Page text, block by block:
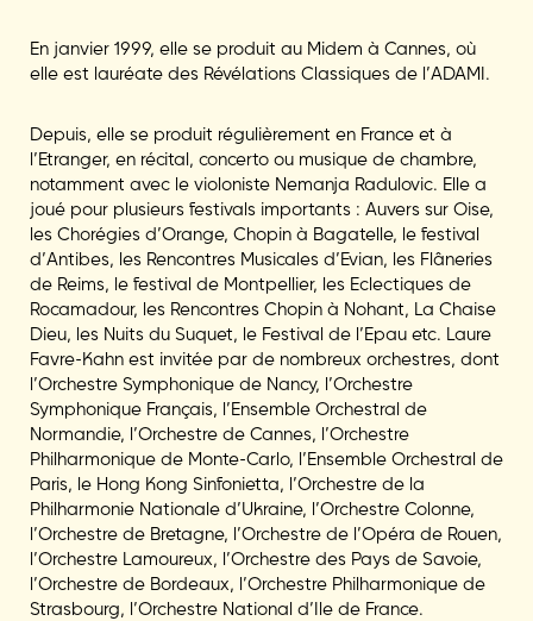
En janvier 1999, elle se produit au Midem à Cannes, où
elle est lauréate des Révélations Classiques de l’ADAMI.
Depuis, elle se produit régulièrement en France et à
l’Etranger, en récital, concerto ou musique de chambre,
notamment avec le violoniste Nemanja Radulovic. Elle a
joué pour plusieurs festivals importants : Auvers sur Oise,
les Chorégies d’Orange, Chopin à Bagatelle, le festival
d’Antibes, les Rencontres Musicales d’Evian, les Flâneries
de Reims, le festival de Montpellier, les Eclectiques de
Rocamadour, les Rencontres Chopin à Nohant, La Chaise
Dieu, les Nuits du Suquet, le Festival de l’Epau etc. Laure
Favre-Kahn est invitée par de nombreux orchestres, dont
l’Orchestre Symphonique de Nancy, l’Orchestre
Symphonique Français, l’Ensemble Orchestral de
Normandie, l’Orchestre de Cannes, l’Orchestre
Philharmonique de Monte-Carlo, l’Ensemble Orchestral de
Paris, le Hong Kong Sinfonietta, l’Orchestre de la
Philharmonie Nationale d’Ukraine, l’Orchestre Colonne,
l’Orchestre de Bretagne, l’Orchestre de l’Opéra de Rouen,
l’Orchestre Lamoureux, l’Orchestre des Pays de Savoie,
l’Orchestre de Bordeaux, l’Orchestre Philharmonique de
Strasbourg, l’Orchestre National d’Ile de France.